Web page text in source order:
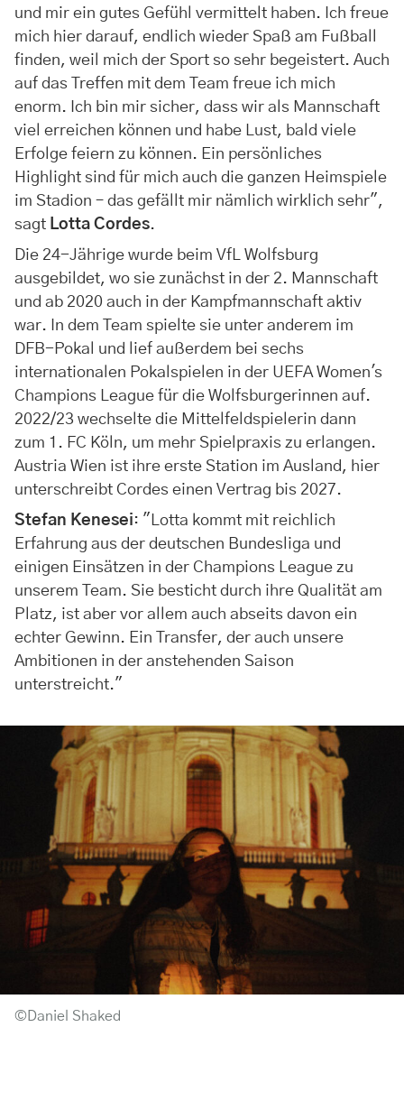
und mir ein gutes Gefühl vermittelt haben. Ich freue
mich hier darauf, endlich wieder Spaß am Fußball
finden, weil mich der Sport so sehr begeistert. Auch
auf das Treffen mit dem Team freue ich mich
enorm. Ich bin mir sicher, dass wir als Mannschaft
viel erreichen können und habe Lust, bald viele
Erfolge feiern zu können. Ein persönliches
Highlight sind für mich auch die ganzen Heimspiele
im Stadion – das gefällt mir nämlich wirklich sehr",
sagt Lotta Cordes.
Die 24-Jährige wurde beim VfL Wolfsburg
ausgebildet, wo sie zunächst in der 2. Mannschaft
und ab 2020 auch in der Kampfmannschaft aktiv
war. In dem Team spielte sie unter anderem im
DFB-Pokal und lief außerdem bei sechs
internationalen Pokalspielen in der UEFA Women's
Champions League für die Wolfsburgerinnen auf.
2022/23 wechselte die Mittelfeldspielerin dann
zum 1. FC Köln, um mehr Spielpraxis zu erlangen.
Austria Wien ist ihre erste Station im Ausland, hier
unterschreibt Cordes einen Vertrag bis 2027.
Stefan Kenesei: "Lotta kommt mit reichlich
Erfahrung aus der deutschen Bundesliga und
einigen Einsätzen in der Champions League zu
unserem Team. Sie besticht durch ihre Qualität am
Platz, ist aber vor allem auch abseits davon ein
echter Gewinn. Ein Transfer, der auch unsere
Ambitionen in der anstehenden Saison
unterstreicht."
©Daniel Shaked